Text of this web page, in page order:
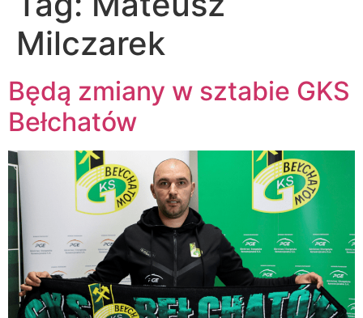
Milczarek
Będą zmiany w sztabie GKS
Bełchatów